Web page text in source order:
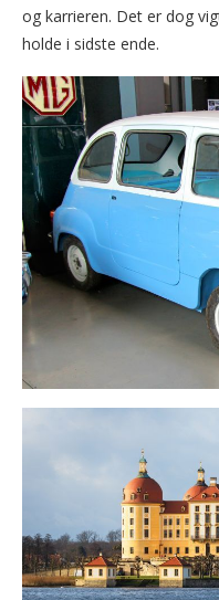
og karrieren. Det er dog
holde i sidste ende.